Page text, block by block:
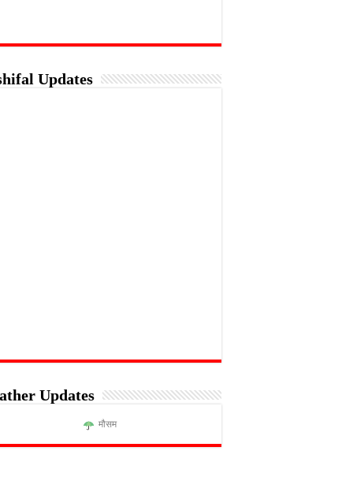
Updates
Updates
मौसम